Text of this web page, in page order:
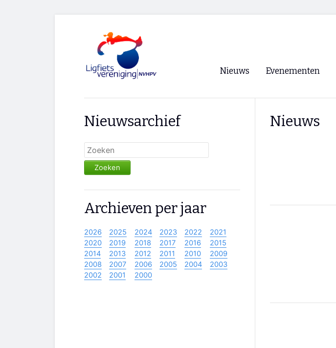
Nieuws Evenementen
Nieuws
Nieuwsarchief
Zoeken
Archieven per jaar
2026 2025 2024 2023 2022
2021
2020
2019 2018 2017 2016
2015
2014
2013 2012 2011 2010
2009
2008
2007 2006 2005 2004
2003
2002
2001 2000